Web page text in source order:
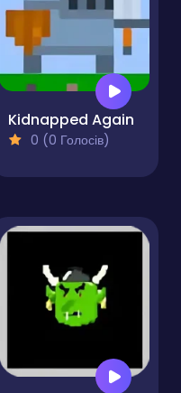
Kidnapped Again
0 (0 Голосів)